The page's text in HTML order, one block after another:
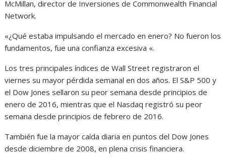
McMillan, director de Inversiones de Commonwealth Financial
Network.
«¿Qué estaba impulsando el mercado en enero? No fueron los
fundamentos, fue una confianza excesiva «.
Los tres principales índices de Wall Street registraron el
viernes su mayor pérdida semanal en dos años. El S&P 500 y
el Dow Jones sellaron su peor semana desde principios de
enero de 2016, mientras que el Nasdaq registró su peor
semana desde principios de febrero de 2016.
También fue la mayor caída diaria en puntos del Dow Jones
desde diciembre de 2008, en plena crisis financiera.